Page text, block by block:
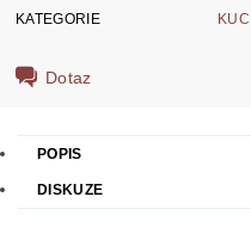
KATEGORIE
Dotaz
POPIS
DISKUZE